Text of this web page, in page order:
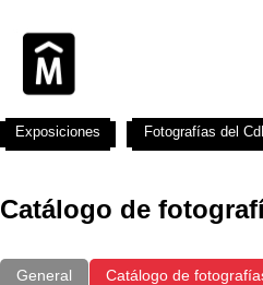
Catálogo de
General Catálogo de
Exposiciones Fotografías del